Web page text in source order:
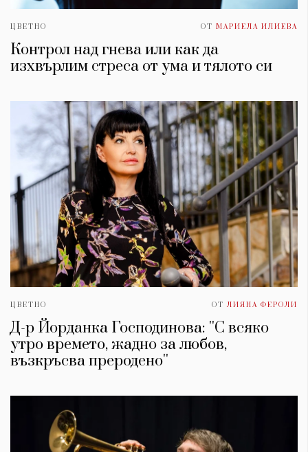
ЦВЕТНО ОТ МАРИЕЛА ИЛИЕВА
Контрол над гнева или как да
изхвърлим стреса от умa и тялото си
ЦВЕТНО ОТ ЛИЯНА ФЕРОЛИ
Д-р Йорданка Господинова: ''С всяко
утро времето, жадно за любов,
възкръсва преродено''